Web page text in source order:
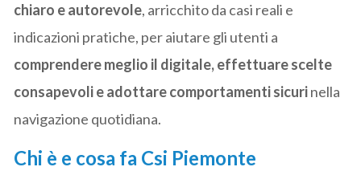
chiaro e autorevole, arricchito da casi reali e
indicazioni pratiche, per aiutare gli utenti a
comprendere meglio il digitale, effettuare scelte
consapevoli e adottare comportamenti sicurinella
navigazione quotidiana.
Chi è e cosa fa Csi Piemonte